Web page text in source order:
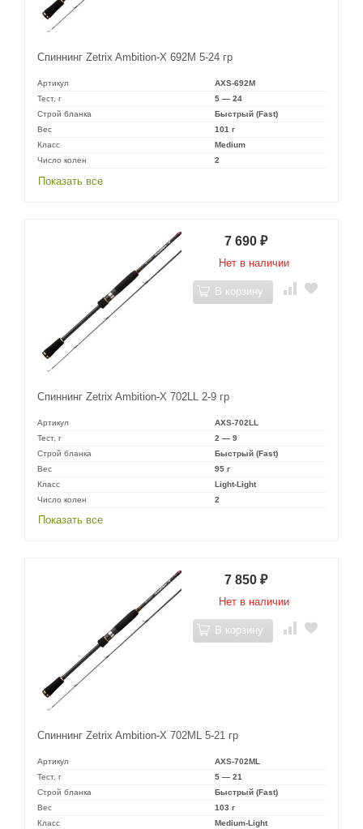
Спиннинг Zetrix Ambition-X 692M 5-24 гр
Артикул
AXS-692M
Тест, г
5 — 24
Строй бланка
Быстрый (Fast)
Вес
101 г
Класс
Medium
Число колен
2
Показать все
Спиннинг Zetrix Ambition-X 702LL 2-9 гр
Артикул
AXS-702LL
Тест, г
2 — 9
Строй бланка
Быстрый (Fast)
Вес
95 г
Класс
Light-Light
Число колен
2
Показать все
7 690 ₽
Нет в наличии
В корзину
Спиннинг Zetrix Ambition-X 702ML 5-21 гр
Артикул
AXS-702ML
Тест, г
5 — 21
Строй бланка
Быстрый (Fast)
Вес
103 г
Класс
Medium-Light
7 850 ₽
Нет в наличии
В корзину